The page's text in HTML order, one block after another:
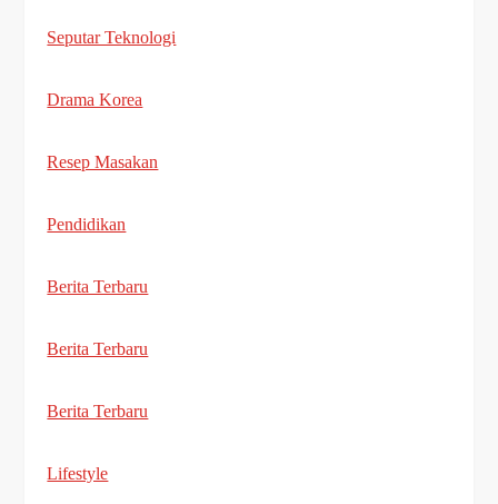
Seputar Teknologi
Drama Korea
Resep Masakan
Pendidikan
Berita Terbaru
Berita Terbaru
Berita Terbaru
Lifestyle